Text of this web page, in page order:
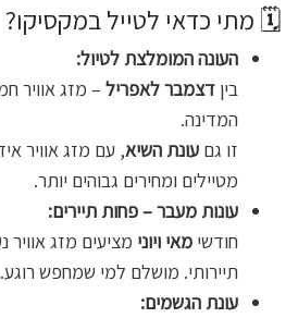
🗓️ מתי כדאי לטייל במקסיקו?
העונה המומלצת לטיול:
בין דצמבר לאפריל – מזג אוויר
המדינה.
זו גם עונת השיא, עם מזג אוויר
מטיילים ומחירים גבוהים יותר.
עונות מעבר – פחות תיירים:
חודשי מאי ויוני מציעים מזג
תיירותי. מושלם למי שמחפש רוגע.
עונת הגשמים: